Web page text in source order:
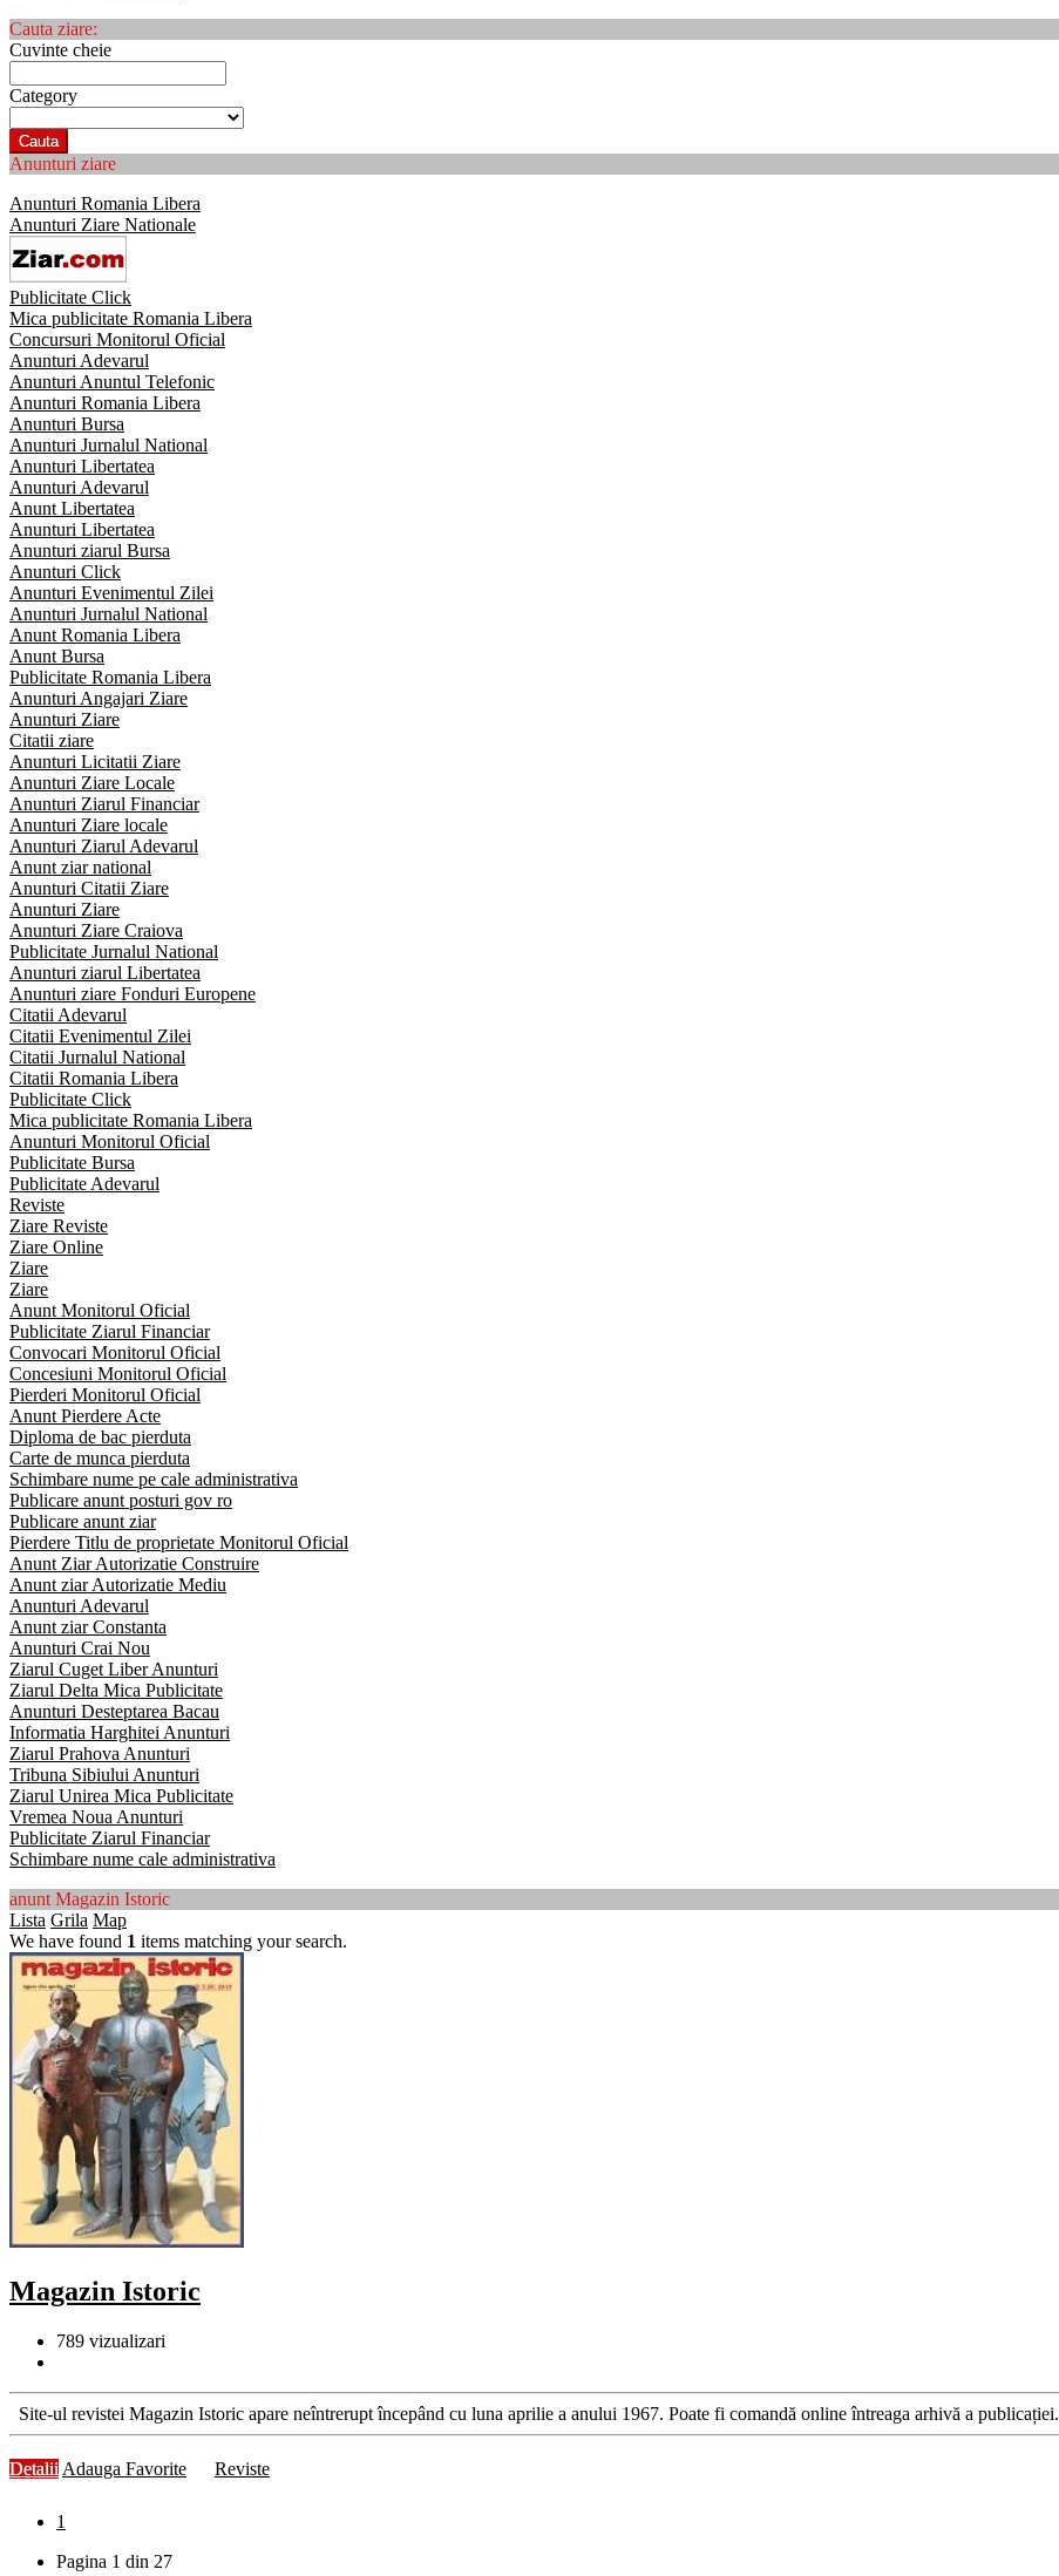
Cauta ziare:
Cuvinte cheie
Category
Cauta
Anunturi ziare
Anunturi Romania Libera
Anunturi Ziare Nationale
Publicitate Click
Mica publicitate Romania Libera
Concursuri Monitorul Oficial
Anunturi Adevarul
Anunturi Anuntul Telefonic
Anunturi Romania Libera
Anunturi Bursa
Anunturi Jurnalul National
Anunturi Libertatea
Anunturi Adevarul
Anunt Libertatea
Anunturi Libertatea
Anunturi ziarul Bursa
Anunturi Click
Anunturi Evenimentul Zilei
Anunturi Jurnalul National
Anunt Romania Libera
Anunt Bursa
Publicitate Romania Libera
Anunturi Angajari Ziare
Anunturi Ziare
Citatii ziare
Anunturi Licitatii Ziare
Anunturi Ziare Locale
Anunturi Ziarul Financiar
Anunturi Ziare locale
Anunturi Ziarul Adevarul
Anunt ziar national
Anunturi Citatii Ziare
Anunturi Ziare
Anunturi Ziare Craiova
Publicitate Jurnalul National
Anunturi ziarul Libertatea
Anunturi ziare Fonduri Europene
Citatii Adevarul
Citatii Evenimentul Zilei
Citatii Jurnalul National
Citatii Romania Libera
Publicitate Click
Mica publicitate Romania Libera
Anunturi Monitorul Oficial
Publicitate Bursa
Publicitate Adevarul
Reviste
Ziare Reviste
Ziare Online
Ziare
Ziare
Anunt Monitorul Oficial
Publicitate Ziarul Financiar
Convocari Monitorul Oficial
Concesiuni Monitorul Oficial
Pierderi Monitorul Oficial
Anunt Pierdere Acte
Diploma de bac pierduta
Carte de munca pierduta
Schimbare nume pe cale administrativa
Publicare anunt posturi gov ro
Publicare anunt ziar
Pierdere Titlu de proprietate Monitorul Oficial
Anunt Ziar Autorizatie Construire
Anunt ziar Autorizatie Mediu
Anunturi Adevarul
Anunt ziar Constanta
Anunturi Crai Nou
Ziarul Cuget Liber Anunturi
Ziarul Delta Mica Publicitate
Anunturi Desteptarea Bacau
Informatia Harghitei Anunturi
Ziarul Prahova Anunturi
Tribuna Sibiului Anunturi
Ziarul Unirea Mica Publicitate
Vremea Noua Anunturi
Publicitate Ziarul Financiar
Schimbare nume cale administrativa
anunt Magazin Istoric
Lista Grila Map
We have found 1 items matching your search.
Magazin Istoric
789 vizualizari
Site-ul revistei Magazin Istoric apare neîntrerupt începând cu luna aprilie a anului 1967. Poate fi comandă online întreaga arhivă a publicației.
Detalii Adauga Favorite Reviste
1
Pagina 1 din 27